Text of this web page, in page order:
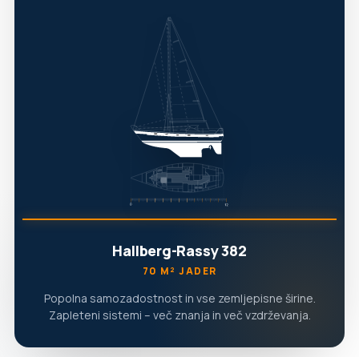
Hallberg-Rassy 382
70 M² JADER
Popolna samozadostnost in vse zemljepisne širine.
Zapleteni sistemi – več znanja in več vzdrževanja.